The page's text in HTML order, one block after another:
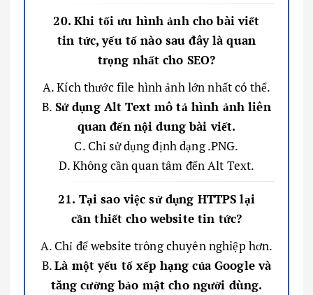
20. Khi tối ưu hình ảnh cho bài viết
tin tức, yếu tố nào sau đây là quan
trọng nhất cho SEO?
A. Kích thước file hình ảnh lớn nhất có thể.
B. Sử dụng Alt Text mô tả hình ảnh liên
quan đến nội dung bài viết.
C. Chỉ sử dụng định dạng .PNG.
D. Không cần quan tâm đến Alt Text.
21. Tại sao việc sử dụng HTTPS lại
cần thiết cho website tin tức?
A. Chỉ để website trông chuyên nghiệp hơn.
B.Là một yếu tố xếp hạng của Google và
tăng cường bảo mật cho người dùng.